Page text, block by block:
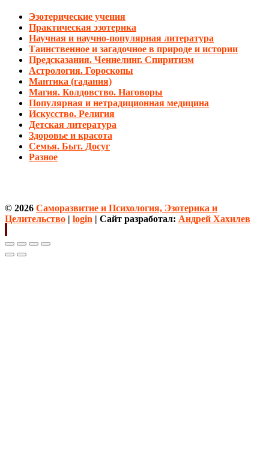
Эзотерические учения
Практическая эзотерика
Научная и научно-популярная литература
Таинственное и загадочное в природе и истории
Предсказания. Ченнелинг. Спиритизм
Астрология. Гороскопы
Мантика (гадания)
Магия. Колдовство. Наговоры
Популярная и нетрадиционная медицина
Искусство. Религия
Детская литература
Здоровье и красота
Семья. Быт. Досуг
Разное
© 2026 Саморазвитие и Психология, Эзотерика и
Целительство | login | Сайт разработал: Андрей Хахилев